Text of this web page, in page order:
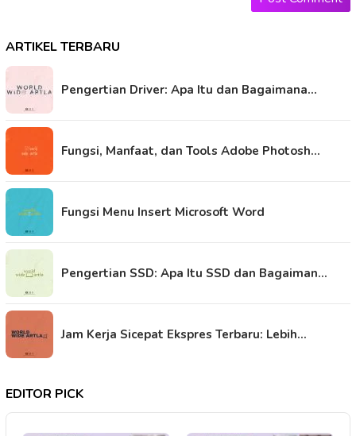
ARTIKEL TERBARU
Pengertian Driver: Apa Itu dan Bagaimana…
Fungsi, Manfaat, dan Tools Adobe Photosh…
Fungsi Menu Insert Microsoft Word
Pengertian SSD: Apa Itu SSD dan Bagaiman…
Jam Kerja Sicepat Ekspres Terbaru: Lebih…
EDITOR PICK